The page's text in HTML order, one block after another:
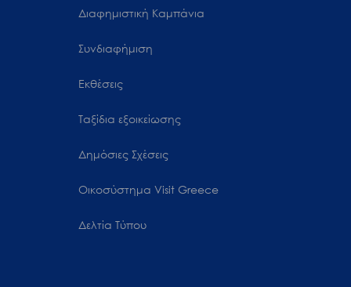
Διαφημιστική Καμπάνια
Συνδιαφήμιση
Εκθέσεις
Ταξίδια εξοικείωσης
Δημόσιες Σχέσεις
Oικοσύστημα Visit Greece
Δελτία Τύπου